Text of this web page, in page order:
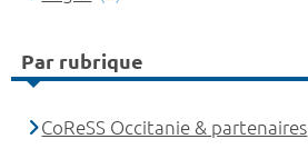
Par rubrique
CoReSS Occitanie & partenaires